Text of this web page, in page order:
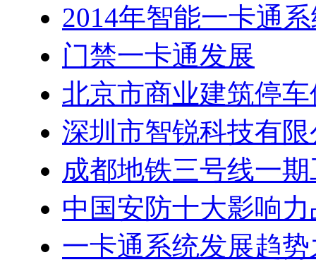
2014年智能一卡通
门禁一卡通发展
北京市商业建筑停
深圳市智锐科技有
成都地铁三号线一
中国安防十大影响
一卡通系统发展趋